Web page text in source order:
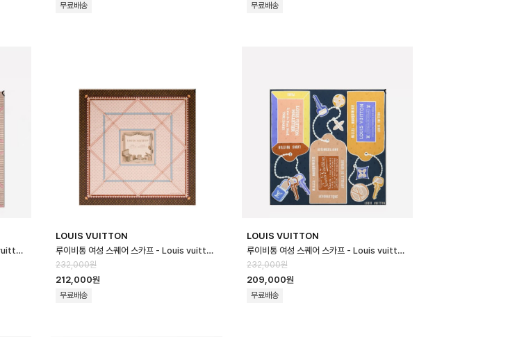
무료배송 무료배송
루이비통 여성 스퀘어 스카프 - Louis vuitton Womens Square Scar…
LOUIS VUITTON
루이비통 여성 스퀘어 스카프 - Louis vuitton Womens Square Scar…
232,000원
212,000원
무료배송
LOUIS VUITTON
루이비통 여성 스퀘어 스카프 - Louis vuitton Womens Square Scar…
232,000원
209,000원
무료배송